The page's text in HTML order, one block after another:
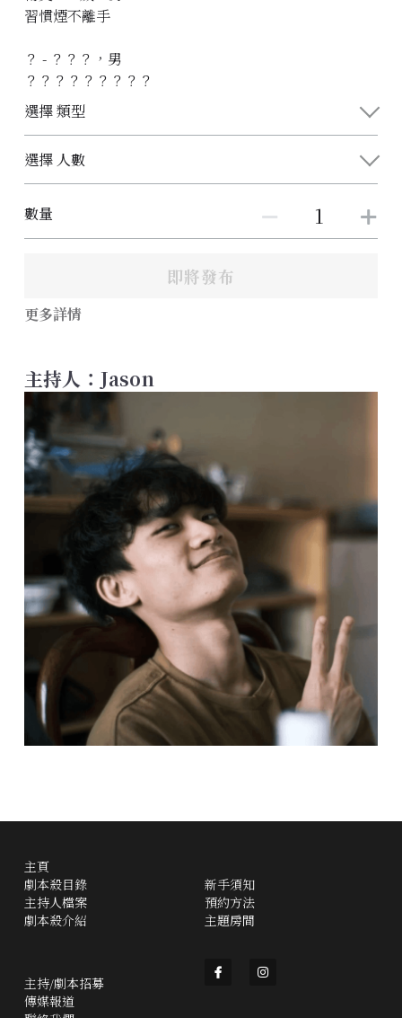
習慣煙不離手
？ - ？？？，男
？？？？？？？？？
選擇 類型
選擇 人數
數量
即將發布
更多詳情
主持人：Jason
主頁
劇本殺目錄
主持人檔案
劇本殺介紹
新手須知
預約方法
主題房間
主持/劇本招募
傳媒報道